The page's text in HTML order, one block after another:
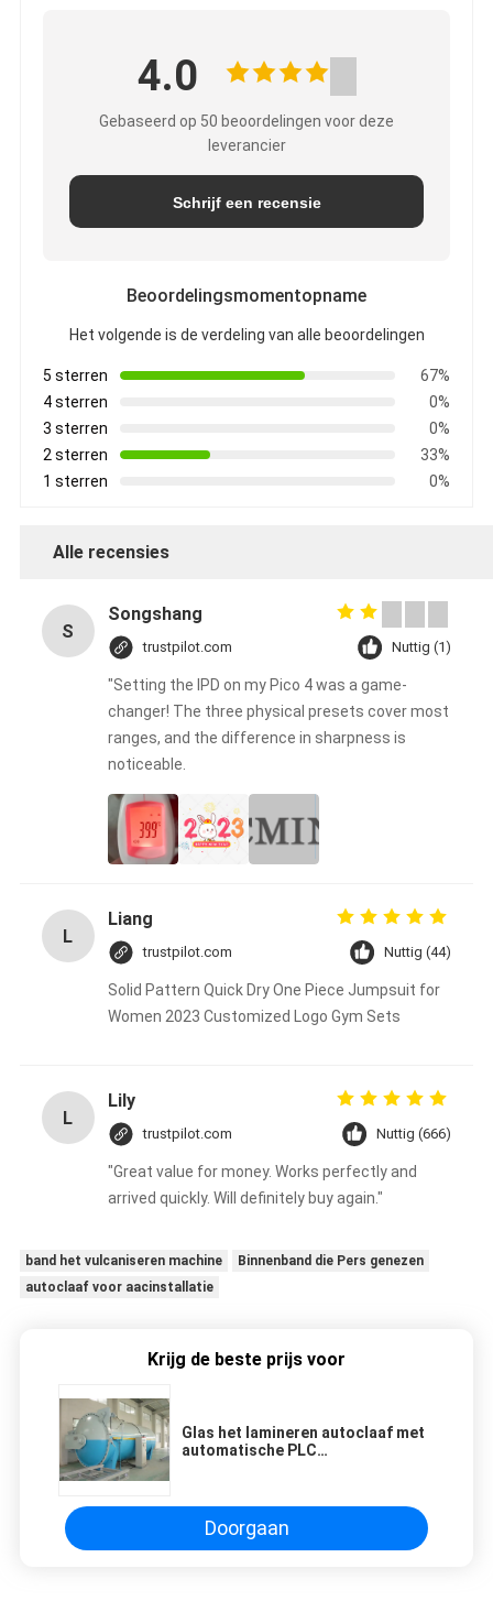
4.0
Gebaseerd op 50 beoordelingen voor deze
leverancier
Schrijf een recensie
Beoordelingsmomentopname
Het volgende is de verdeling van alle beoordelingen
5 sterren
67%
4 sterren
0%
3 sterren
0%
2 sterren
33%
1 sterren
0%
Alle recensies
S
Songshang
trustpilot.com Nuttig (1)
"Setting the IPD on my Pico 4 was a game-
changer! The three physical presets cover most
ranges, and the difference in sharpness is
noticeable.
L
Liang
trustpilot.com Nuttig (44)
Solid Pattern Quick Dry One Piece Jumpsuit for
Women 2023 Customized Logo Gym Sets
L
Lily
trustpilot.com Nuttig (666)
"Great value for money. Works perfectly and
arrived quickly. Will definitely buy again."
band het vulcaniseren machine
Binnenband die Pers genezen
autoclaaf voor aacinstallatie
Krijg de beste prijs voor
Glas het lamineren autoclaaf met
automatische PLC
Doorgaan